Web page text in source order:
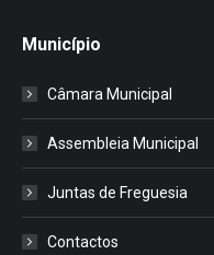
Município
Câmara Municipal
Assembleia Municipal
Juntas de Freguesia
Contactos